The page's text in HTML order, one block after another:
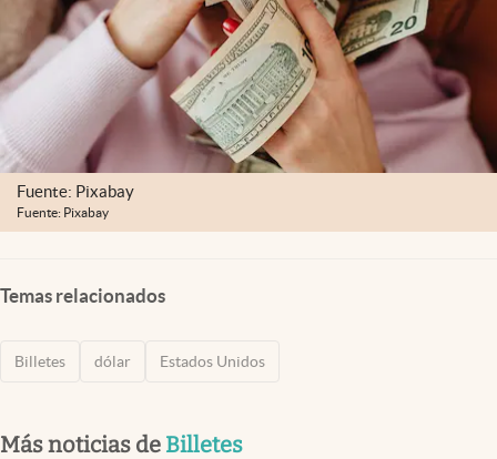
Fuente: Pixabay
Fuente: Pixabay
Temas relacionados
Billetes dólar Estados Unidos
Más noticias de Billetes